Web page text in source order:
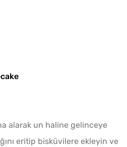
alarak un haline gelinceye
eritip bisküvilere ekleyin ve